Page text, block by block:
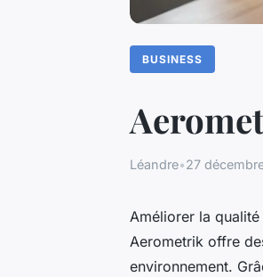
BUSINESS
Léandre•27
Améliorer la
Aerometrik offre
environnement.